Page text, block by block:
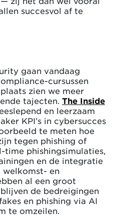
succesvol af te
gaan vandaag
cursussen
zien we meer
tajecten. The Inside
en leerzaam
KPI’s in cybersucces
te meten hoe
tegen phishing of
time phishingsimulaties,
en de integratie
welkomst- en
al een groot
de bedreigingen
en phishing via AI
te omzeilen.